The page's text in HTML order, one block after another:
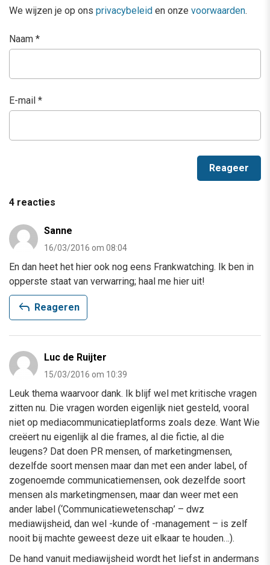
We wijzen je op ons privacybeleid en onze voorwaarden.
Naam *
E-mail *
4 reacties
Sanne
16/03/2016 om 08:04
En dan heet het hier ook nog eens Frankwatching. Ik ben in
opperste staat van verwarring; haal me hier uit!
reply Reageren
Luc de Ruijter
15/03/2016 om 10:39
Leuk thema waarvoor dank. Ik blijf wel met kritische vragen
zitten nu. Die vragen worden eigenlijk niet gesteld, vooral
niet op mediacommunicatieplatforms zoals deze. Want Wie
creëert nu eigenlijk al die frames, al die fictie, al die
leugens? Dat doen PR mensen, of marketingmensen,
dezelfde soort mensen maar dan met een ander label, of
zogenoemde communicatiemensen, ook dezelfde soort
mensen als marketingmensen, maar dan weer met een
ander label (‘Communicatiewetenschap’ – dwz
mediawijsheid, dan wel -kunde of -management – is zelf
nooit bij machte geweest deze uit elkaar te houden…).
De hand vanuit mediawijsheid wordt het liefst in andermans